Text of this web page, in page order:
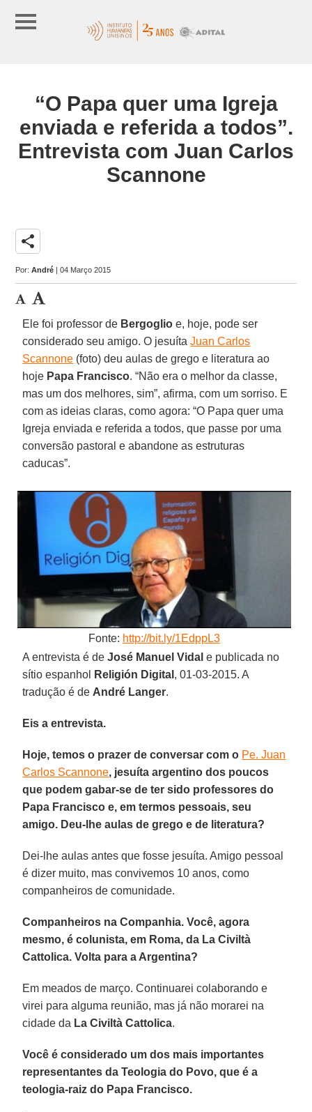
“O Papa quer uma Igreja
enviada e referida a todos”.
Entrevista com Juan Carlos
Scannone
share
Por:André | 04 Março 2015
Ele foi professor de Bergoglio e, hoje, pode ser
considerado seu amigo. O jesuítaJuan Carlos
Scannone (foto) deu aulas de grego e literatura ao
hoje Papa Francisco. “Não era o melhor da classe,
mas um dos melhores, sim”, afirma, com um sorriso. E
com as ideias claras, como agora: “O Papa quer uma
Igreja enviada e referida a todos, que passe por uma
conversão pastoral e abandone as estruturas
caducas”.
Fonte: http://bit.ly/1EdppL3
A entrevista é deJosé Manuel Vidal e publicada no
sítio espanhol
Religión Digital , 01-03-2015. A
tradução é de André Langer.
Eis a entrevista.
Hoje, temos o prazer de conversar com o Pe. Juan
Carlos Scannone, jesuíta argentino dos poucos
que podem gabar-se de ter sido professores do
Papa Francisco e, em termos pessoais, seu
amigo. Deu-lhe aulas de grego e de literatura?
Dei-lhe aulas antes que fosse jesuíta. Amigo pessoal
é dizer muito, mas convivemos 10 anos, como
companheiros de comunidade.
Companheiros na Companhia. Você, agora
mesmo, é colunista, em Roma, da La Civiltà
Cattolica. Volta para a Argentina?
Em meados de março. Continuarei colaborando e
virei para alguma reunião, mas já não morarei na
cidade da La Civiltà Cattolica.
Você é considerado um dos mais importantes
representantes da Teologia do Povo, que é a
teologia-raiz do Papa Francisco.